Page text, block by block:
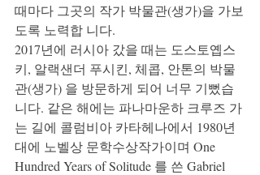
때마다 그곳의 작가 박물관(생가)을 가보
도록 노력합 니다.
2017년에 러시아 갔을 때는 도스토옙스
키, 알랙샌더 푸시킨, 체콥, 안톤의 박물
관(생가) 을 방문하게 되어 너무 기뻤습
니다. 같은 해에는 파나마운하 크루즈 가
는 길에 콜럼비아 카타헤나에서 1980년
대에 노벨상 문학수상작가이며 One
Hundred Years of Solitude 를 쓴 Gabriel